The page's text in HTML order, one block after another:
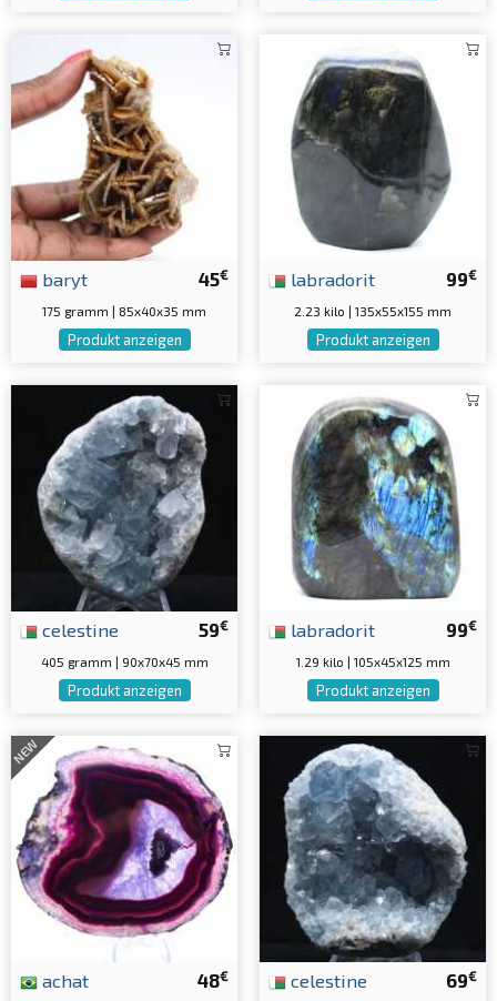
45€
baryt
175 gramm | 85x40x35 mm
Produkt anzeigen
99€
labradorit
2.23 kilo | 135x55x155 mm
Produkt anzeigen
59€
celestine
405 gramm | 90x70x45 mm
Produkt anzeigen
99€
labradorit
1.29 kilo | 105x45x125 mm
Produkt anzeigen
NEW
48€
achat 69€
celestine